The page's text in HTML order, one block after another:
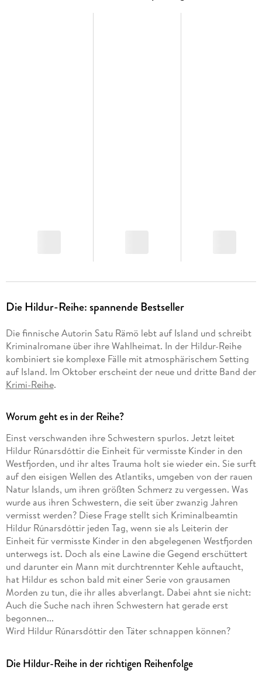
Die Hildur-Reihe: spannende Bestseller
Die finnische Autorin Satu Rämö lebt auf Island und schreibt
Kriminalromane über ihre Wahlheimat. In der Hildur-Reihe
kombiniert sie komplexe Fälle mit atmosphärischem Setting
auf Island. Im Oktober erscheint der neue und dritte Band der
Krimi-Reihe.
Worum geht es in der Reihe?
Einst verschwanden ihre Schwestern spurlos. Jetzt leitet
Hildur Rúnarsdóttir die Einheit für vermisste Kinder in den
Westfjorden, und ihr altes Trauma holt sie wieder ein. Sie surft
auf den eisigen Wellen des Atlantiks, umgeben von der rauen
Natur Islands, um ihren größten Schmerz zu vergessen. Was
wurde aus ihren Schwestern, die seit über zwanzig Jahren
vermisst werden? Diese Frage stellt sich Kriminalbeamtin
Hildur Rúnarsdóttir jeden Tag, wenn sie als Leiterin der
Einheit für vermisste Kinder in den abgelegenen Westfjorden
unterwegs ist. Doch als eine Lawine die Gegend erschüttert
und darunter ein Mann mit durchtrennter Kehle auftaucht,
hat Hildur es schon bald mit einer Serie von grausamen
Morden zu tun, die ihr alles abverlangt. Dabei ahnt sie nicht:
Auch die Suche nach ihren Schwestern hat gerade erst
begonnen...
Wird Hildur Rúnarsdóttir den Täter schnappen können?
Die Hildur-Reihe in der richtigen Reihenfolge